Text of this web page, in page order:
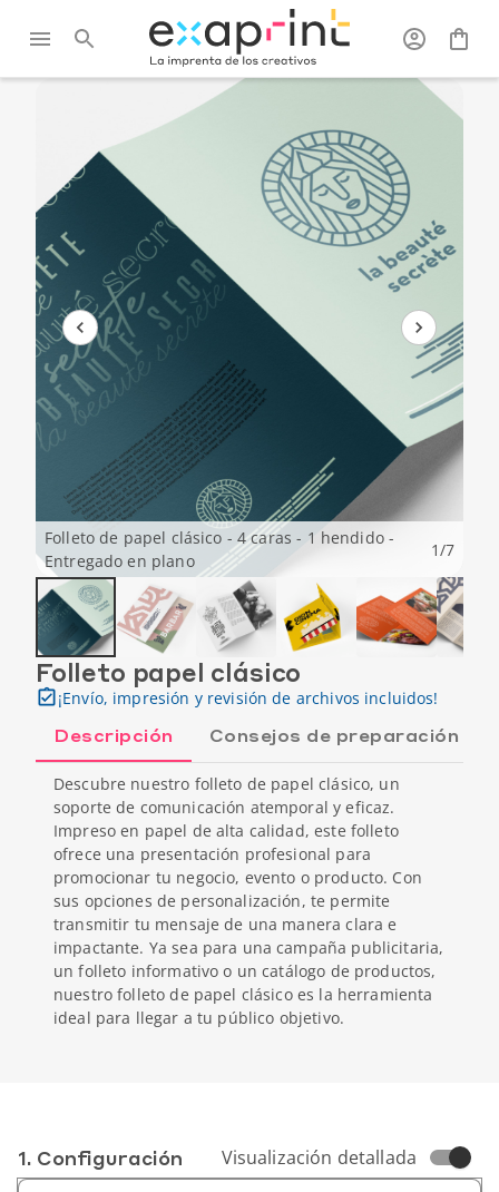
Flyers, catálogos
y folletos
Folleto papel
clásico
Folleto de papel clásico - 4 caras - 1 hendido -
Entregado en plano
1/7
Folleto papel clásico
¡Envío, impresión y revisión de archivos incluidos!
Descripción Consejos de preparación
Descubre nuestro folleto de papel clásico, un
soporte de comunicación atemporal y eficaz.
Impreso en papel de alta calidad, este folleto
ofrece una presentación profesional para
promocionar tu negocio, evento o producto. Con
sus opciones de personalización, te permite
transmitir tu mensaje de una manera clara e
impactante. Ya sea para una campaña publicitaria,
un folleto informativo o un catálogo de productos,
nuestro folleto de papel clásico es la herramienta
ideal para llegar a tu público objetivo.
1. Conf­iguración Visualización detallada